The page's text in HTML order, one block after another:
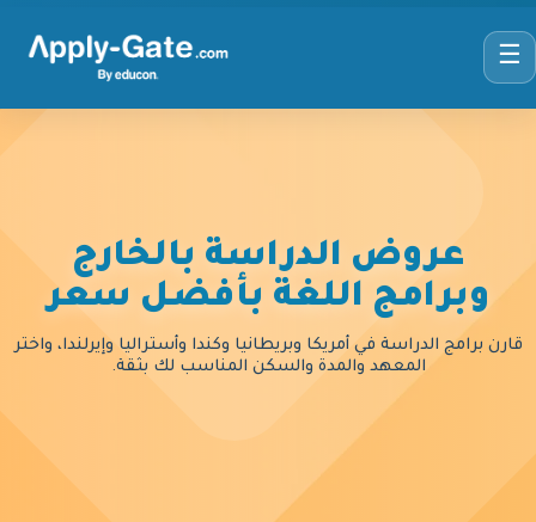
☰
عروض الدراسة بالخارج
وبرامج اللغة بأفضل سعر
قارن برامج الدراسة في أمريكا وبريطانيا وكندا وأستراليا وإيرلندا، واختر
المعهد والمدة والسكن المناسب لك بثقة.